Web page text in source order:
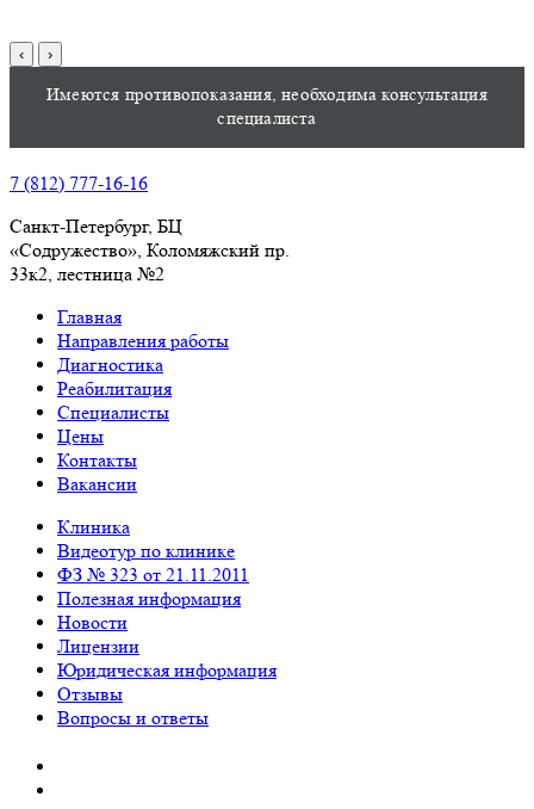
‹ ›
Имеются противопоказания, необходима консультация
специалиста
7 (812) 777-16-16
Санкт-Петербург, БЦ
«Содружество», Колoмяжский пр.
33к2, лестница №2
Главная
Направления работы
Диагностика
Реабилитация
Специалисты
Цены
Контакты
Вакансии
Клиника
Видеотур по клинике
ФЗ № 323 от 21.11.2011
Полезная информация
Новости
Лицензии
Юридическая информация
Отзывы
Вопросы и ответы